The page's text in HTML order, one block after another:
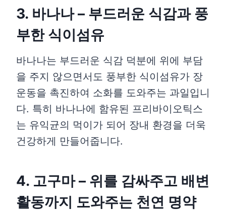
3. 바나나 – 부드러운 식감과 풍
부한 식이섬유
바나나는 부드러운 식감 덕분에 위에 부담
을 주지 않으면서도 풍부한 식이섬유가 장
운동을 촉진하여 소화를 도와주는 과일입니
다. 특히 바나나에 함유된 프리바이오틱스
는 유익균의 먹이가 되어 장내 환경을 더욱
건강하게 만들어줍니다.
4. 고구마 – 위를 감싸주고 배변
활동까지 도와주는 천연 명약